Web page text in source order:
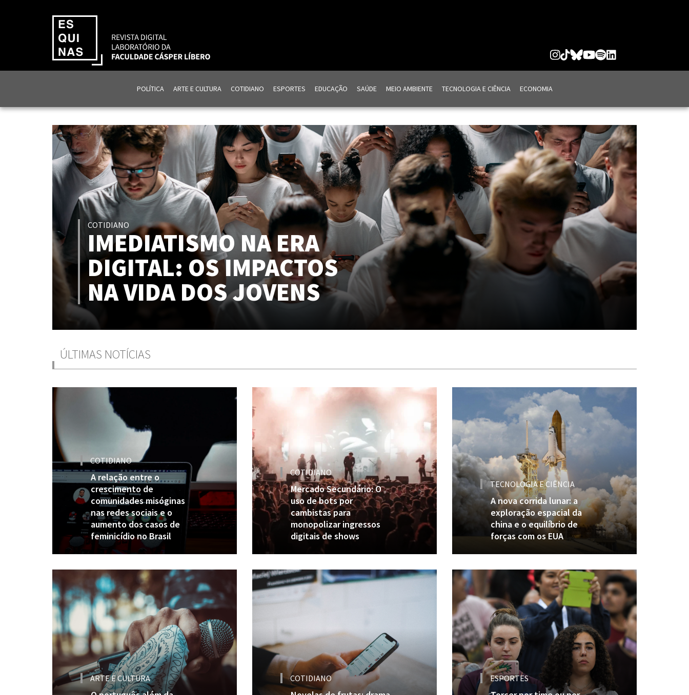
POLÍTICA ARTE E CULTURA COTIDIANO ESPORTES EDUCAÇÃO SAÚDE MEIO AMBIENTE TECNOLOGIA E CIÊNCIA ECONOMIA
COTIDIANO
IMEDIATISMO NA ERA
DIGITAL: OS IMPACTOS
NA VIDA DOS JOVENS
ÚLTIMAS NOTÍCIAS
COTIDIANO
A relação entre o
crescimento de
comunidades misóginas
nas redes sociais e o
aumento dos casos de
feminicídio no Brasil
COTIDIANO
Mercado Secundário: O
uso de bots por
cambistas para
monopolizar ingressos
digitais de shows
TECNOLOGIA E CIÊNCIA
A nova corrida lunar: a
exploração espacial da
china e o equilíbrio de
forças com os EUA
ARTE E CULTURA COTIDIANO ESPORTES